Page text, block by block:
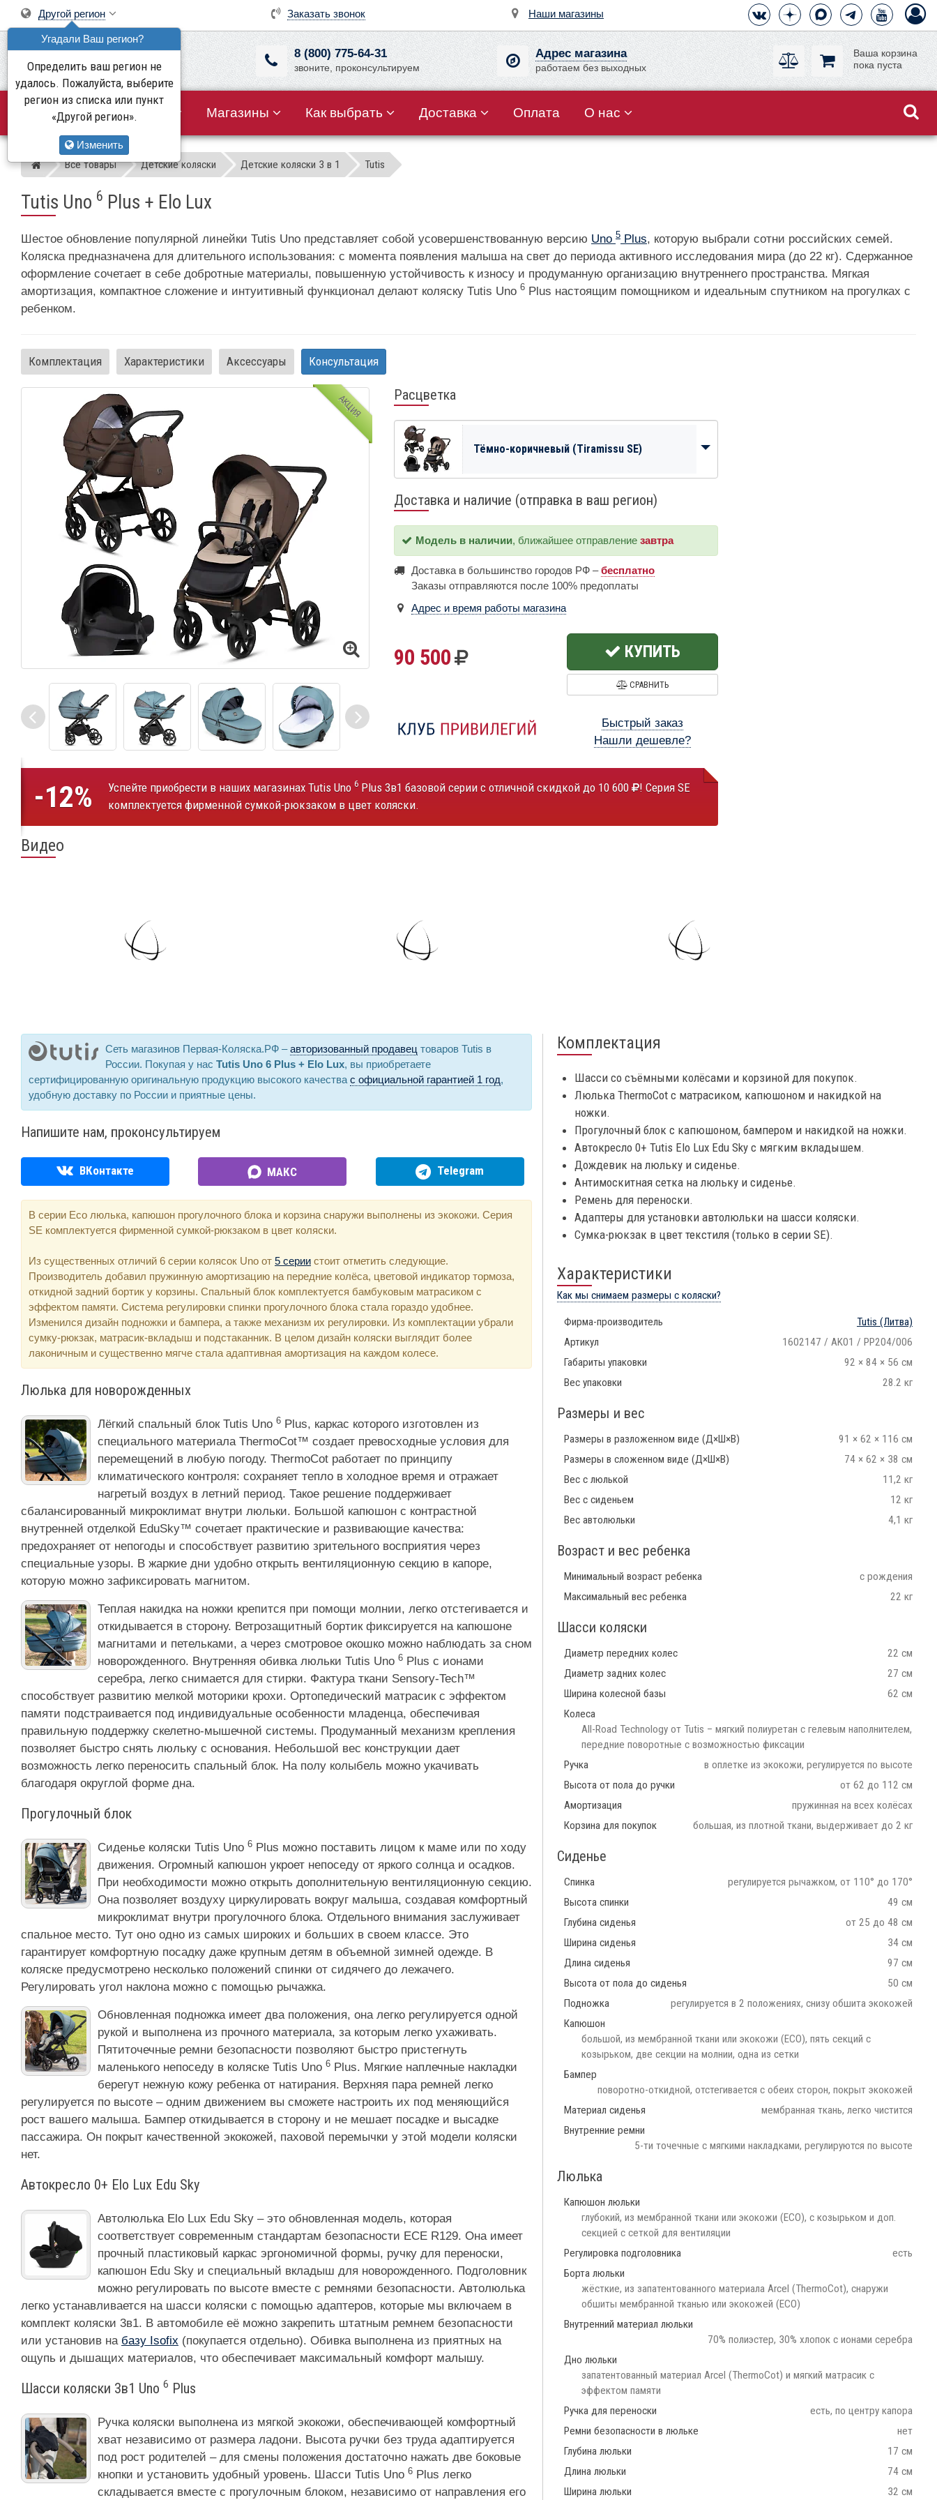
Заказать звонок Наши магазины
Другой регион
Угадали Ваш регион?
Определить ваш регион не
удалось. Пожалуйста, выберите
регион из списка или пункт
«Другой регион».
Изменить
8 (800) 775-64-31
звоните, проконсультируем
Адрес магазина
работаем без выходных
Ваша корзина
пока пуста
Все товары Акции Магазины Как выбрать Доставка Оплата О нас
Магазин детских колясок
Все товары Детские коляски Детские коляски 3 в 1 Tutis
Tutis Uno 6 Plus + Elo Lux
Шестое обновление популярной линейки Tutis Uno представляет собой усовершенствованную версию Uno 5 Plus, которую выбрали сотни российских семей.
Коляска предназначена для длительного использования: с момента появления малыша на свет до периода активного исследования мира (до 22 кг). Сдержанное
оформление сочетает в себе добротные материалы, повышенную устойчивость к износу и продуманную организацию внутреннего пространства. Мягкая
амортизация, компактное сложение и интуитивный функционал делают коляску Tutis Uno 6 Plus настоящим помощником и идеальным спутником на прогулках с
ребенком.
Комплектация Характеристики Аксессуары Консультация
АКЦИЯ Расцветка
Тёмно-коричневый (Tiramissu SE)
Доставка и наличие (отправка в ваш регион)
Модель в наличии, ближайшее отправление завтра
Доставка в большинство городов РФ –бесплатно
Заказы отправляются после 100% предоплаты
Адрес и время работы магазина
90 500 КУПИТЬ
СРАВНИТЬ
Быстрый заказ
Нашли дешевле?
-12% Успейте приобрести в наших магазинах Tutis Uno 6 Plus 3в1 базовой серии с отличной скидкой до 10 600
! Серия SE
комплектуется фирменной сумкой-рюкзаком в цвет коляски.
Видео
Сеть магазинов Первая-Коляска.РФ –авторизованный продавец товаров Tutis в
России. Покупая у нас Tutis Uno 6 Plus + Elo Lux, вы приобретаете
сертифицированную оригинальную продукцию высокого качества с официальной гарантией 1 год,
удобную доставку по России и приятные цены.
Напишите нам, проконсультируем
ВКонтакте МАКС Telegram
В серии Eco люлька, капюшон прогулочного блока и корзина снаружи выполнены из экокожи. Серия
SE комплектуется фирменной сумкой-рюкзаком в цвет коляски.
Из существенных отличий 6 серии колясок Uno от 5 серии стоит отметить следующие.
Производитель добавил пружинную амортизацию на передние колёса, цветовой индикатор тормоза,
откидной задний бортик у корзины. Спальный блок комплектуется бамбуковым матрасиком с
эффектом памяти. Система регулировки спинки прогулочного блока стала гораздо удобнее.
Изменился дизайн подножки и бампера, а также механизм их регулировки. Из комплектации убрали
сумку-рюкзак, матрасик-вкладыш и подстаканник. В целом дизайн коляски выглядит более
лаконичным и существенно мягче стала адаптивная амортизация на каждом колесе.
Люлька для новорожденных
Лёгкий спальный блок Tutis Uno 6 Plus, каркас которого изготовлен из
специального материала ThermoCot™ создает превосходные условия для
перемещений в любую погоду. ThermoCot работает по принципу
климатического контроля: сохраняет тепло в холодное время и отражает
нагретый воздух в летний период. Такое решение поддерживает
сбалансированный микроклимат внутри люльки. Большой капюшон с контрастной
внутренней отделкой EduSky™ сочетает практические и развивающие качества:
предохраняет от непогоды и способствует развитию зрительного восприятия через
специальные узоры. В жаркие дни удобно открыть вентиляционную секцию в капоре,
которую можно зафиксировать магнитом.
Теплая накидка на ножки крепится при помощи молнии, легко отстегивается и
откидывается в сторону. Ветрозащитный бортик фиксируется на капюшоне
магнитами и петельками, а через смотровое окошко можно наблюдать за сном
новорожденного. Внутренняя обивка люльки Tutis Uno 6 Plus с ионами
серебра, легко снимается для стирки. Фактура ткани Sensory-Tech™
способствует развитию мелкой моторики крохи. Ортопедический матрасик с эффектом
памяти подстраивается под индивидуальные особенности младенца, обеспечивая
правильную поддержку скелетно-мышечной системы. Продуманный механизм крепления
позволяет быстро снять люльку с основания. Небольшой вес конструкции дает
возможность легко переносить спальный блок. На полу колыбель можно укачивать
благодаря округлой форме дна.
Прогулочный блок
Сиденье коляски Tutis Uno 6 Plus можно поставить лицом к маме или по ходу
движения. Огромный капюшон укроет непоседу от яркого солнца и осадков.
При необходимости можно открыть дополнительную вентиляционную секцию.
Она позволяет воздуху циркулировать вокруг малыша, создавая комфортный
микроклимат внутри прогулочного блока. Отдельного внимания заслуживает
спальное место. Тут оно одно из самых широких и больших в своем классе. Это
гарантирует комфортную посадку даже крупным детям в объемной зимней одежде. В
коляске предусмотрено несколько положений спинки от сидячего до лежачего.
Регулировать угол наклона можно с помощью рычажка.
Обновленная подножка имеет два положения, она легко регулируется одной
рукой и выполнена из прочного материала, за которым легко ухаживать.
Пятиточечные ремни безопасности позволяют быстро пристегнуть
маленького непоседу в коляске Tutis Uno 6 Plus. Мягкие наплечные накладки
берегут нежную кожу ребенка от натирания. Верхняя пара ремней легко
регулируется по высоте – одним движением вы сможете настроить их под меняющийся
рост вашего малыша. Бампер откидывается в сторону и не мешает посадке и высадке
пассажира. Он покрыт качественной экокожей, паховой перемычки у этой модели коляски
нет.
Автокресло 0+ Elo Lux Edu Sky
Автолюлька Elo Lux Edu Sky – это обновленная модель, которая
соответствует современным стандартам безопасности ECE R129. Она имеет
прочный пластиковый каркас эргономичной формы, ручку для переноски,
капюшон Edu Sky и специальный вкладыш для новорожденного. Подголовник
можно регулировать по высоте вместе с ремнями безопасности. Автолюлька
легко устанавливается на шасси коляски с помощью адаптеров, которые мы включаем в
комплект коляски 3в1. В автомобиле её можно закрепить штатным ремнем безопасности
или установив на базу Isofix (покупается отдельно). Обивка выполнена из приятных на
ощупь и дышащих материалов, что обеспечивает максимальный комфорт малышу.
Шасси коляски 3в1 Uno 6 Plus
Ручка коляски выполнена из мягкой экокожи, обеспечивающей комфортный
хват независимо от размера ладони. Высота ручки без труда адаптируется
под рост родителей – для смены положения достаточно нажать две боковые
кнопки и установить удобный уровень. Шасси Tutis Uno 6 Plus легко
складывается вместе с прогулочным блоком, независимо от направления его
Комплектация
Шасси со съёмными колёсами и корзиной для покупок.
Люлька ThermoCot с матрасиком, капюшоном и накидкой на
ножки.
Прогулочный блок с капюшоном, бампером и накидкой на ножки.
Автокресло 0+ Tutis Elo Lux Edu Sky с мягким вкладышем.
Дождевик на люльку и сиденье.
Антимоскитная сетка на люльку и сиденье.
Ремень для переноски.
Адаптеры для установки автолюльки на шасси коляски.
Сумка-рюкзак в цвет текстиля (только в серии SE).
Характеристики
Как мы снимаем размеры с коляски?
Фирма-производитель Tutis (Литва)
Артикул
1602147 / AK01 / PP204/006
Габариты упаковки
92 × 84 × 56 см
Вес упаковки
28.2 кг
Размеры и вес
Размеры в разложенном виде (Д×Ш×В)
91 × 62 × 116 см
Размеры в сложенном виде (Д×Ш×В)
74 × 62 × 38 см
Вес с люлькой
11,2 кг
Вес с сиденьем
12 кг
Вес автолюльки
4,1 кг
Возраст и вес ребенка
Минимальный возраст ребенка
с рождения
Максимальный вес ребенка
22 кг
Шасси коляски
Диаметр передних колес
22 см
Диаметр задних колес
27 см
Ширина колесной базы
62 см
Колеса
All-Road Technology от Tutis – мягкий полиуретан с гелевым наполнителем,
передние поворотные с возможностью фиксации
Ручка
в оплетке из экокожи, регулируется по высоте
Высота от пола до ручки
от 62 до 112 см
Амортизация
пружинная на всех колёсах
Корзина для покупок
большая, из плотной ткани, выдерживает до 2 кг
Сиденье
Спинка
регулируется рычажком, от 110° до 170°
Высота спинки
49 см
Глубина сиденья
от 25 до 48 см
Ширина сиденья
34 см
Длина сиденья
97 см
Высота от пола до сиденья
50 см
Подножка
регулируется в 2 положениях, снизу обшита экокожей
Капюшон
большой, из мембранной ткани или экокожи (ECO), пять секций с
козырьком, две секции на молнии, одна из сетки
Бампер
поворотно-откидной, отстегивается с обеих сторон, покрыт экокожей
Материал сиденья
мембранная ткань, легко чистится
Внутренние ремни
5-ти точечные с мягкими накладками, регулируются по высоте
Люлька
Капюшон люльки
глубокий, из мембранной ткани или экокожи (ECO), с козырьком и доп.
секцией с сеткой для вентиляции
Регулировка подголовника
есть
Борта люльки
жёсткие, из запатентованного материала Arcel (ThermoCot), снаружи
обшиты мембранной тканью или экокожей (ECO)
Внутренний материал люльки
70% полиэстер, 30% хлопок с ионами серебра
Дно люльки
запатентованный материал Arcel (ThermoCot) и мягкий матрасик с
эффектом памяти
Ручка для переноски
есть, по центру капора
Ремни безопасности в люльке
нет
Глубина люльки
17 см
Длина люльки
74 см
Ширина люльки
32 см